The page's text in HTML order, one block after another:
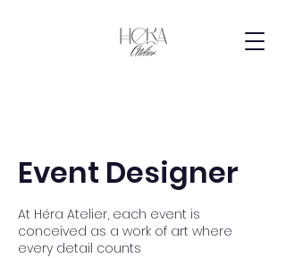
Event Designer
At Héra Atelier, each event is
conceived as a work of art where
every detail counts